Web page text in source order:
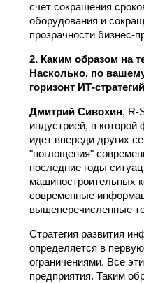
счет сокращения
оборудования и
прозрачности бизнес-
2. Каким образом на
Насколько, по
горизонт ИТ-
Дмитрий Сивохин, R-
индустрией, в
идет впереди других
"поглощения"
последние годы
машиностроительных
современные
вышеперечисленные
Стратегия развития
определяется в
ограничениями. Все
предприятия. Таким